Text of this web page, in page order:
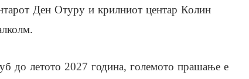
Ден Отуру и крилниот центар Колин
до летото 2027 година, големото прашање е